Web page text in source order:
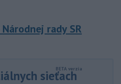
rady SR
sieťach